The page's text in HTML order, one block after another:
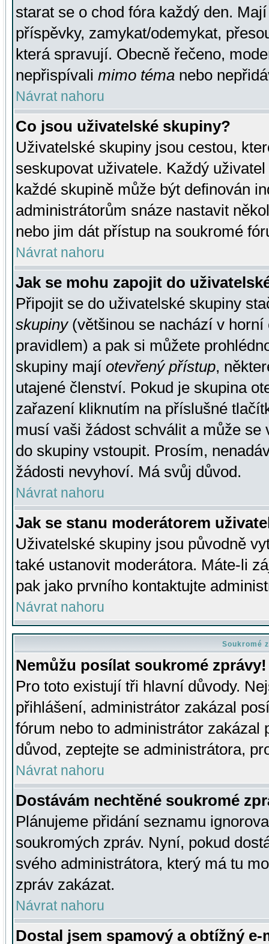
starat se o chod fóra každý den.
příspěvky, zamykat/odemykat,
která spravují. Obecně řečeno,
nepřispívali mimo téma nebo
Návrat nahoru
Co jsou uživatelské skupiny?
Uživatelské skupiny jsou cestou,
seskupovat uživatele. Každý
každé skupině může být definován
administrátorům snáze nastavit
nebo jim dát přístup na soukromé
Návrat nahoru
Jak se mohu zapojit do
Připojit se do uživatelské skupiny
skupiny(většinou se nachází v horní
pravidlem) a pak si můžete
skupiny mají otevřený přístup,
utajené členství. Pokud je skupina
zařazení kliknutím na příslušné
musí vaši žádost schválit a může se
do skupiny vstoupit. Prosím,
žádosti nevyhoví. Má svůj důvod.
Návrat nahoru
Jak se stanu moderátorem
Uživatelské skupiny jsou původně
také ustanovit moderátora. Máte-li
pak jako prvního kontaktujte
Návrat nahoru
Soukromé
Nemůžu posílat soukromé zprávy!
Pro toto existují tři hlavní důvody.
přihlášení, administrátor zakázal
fórum nebo to administrátor zakázal
důvod, zeptejte se administrátora,
Návrat nahoru
Dostávám nechtěné soukromé
Plánujeme přidání seznamu
soukromých zpráv. Nyní, pokud
svého administrátora, který má tu
zpráv zakázat.
Návrat nahoru
Dostal jsem spamový a obtížný